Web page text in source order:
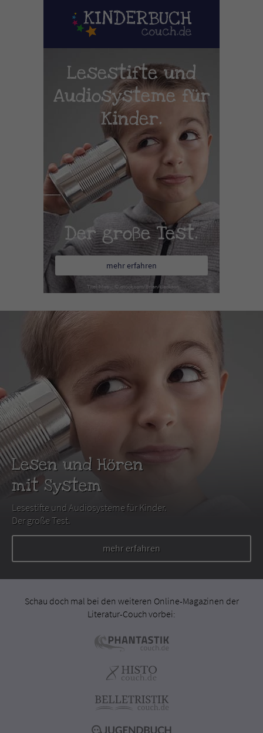
Lesestifte und
Audiosysteme für
Kinder.
Der große Test.
mehr erfahren
Lesen und Hören
mit System
Lesestifte und Audiosysteme für Kinder.
Der große Test.
mehr erfahren
Schau doch mal bei den weiteren Online-Magazinen der
Literatur-Couch vorbei: